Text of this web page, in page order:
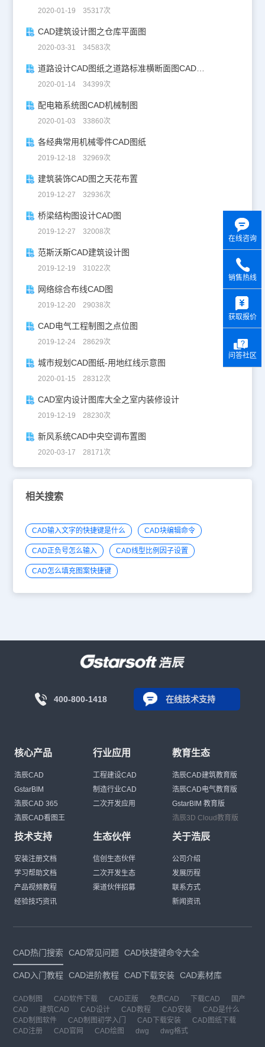
2020-01-19 35317次
CAD建筑设计图之仓库平面图
2020-03-31 34583次
道路设计CAD图纸之道路标准横断面图CAD图纸
2020-01-14 34399次
配电箱系统图CAD机械制图
2020-01-03 33860次
各经典常用机械零件CAD图纸
2019-12-18 32969次
建筑装饰CAD图之天花布置
2019-12-27 32936次
桥梁结构图设计CAD图
2019-12-27 32008次
范斯沃斯CAD建筑设计图
2019-12-19 31022次
网络综合布线CAD图
2019-12-20 29038次
CAD电气工程制图之点位图
2019-12-24 28629次
城市规划CAD图纸-用地红线示意图
2020-01-15 28312次
CAD室内设计图库大全之室内装修设计
2019-12-19 28230次
新风系统CAD中央空调布置图
2020-03-17 28171次
相关搜索
CAD输入文字的快捷键是什么 CAD块编辑命令
CAD正负号怎么输入 CAD线型比例因子设置
CAD怎么填充图案快捷键
400-800-1418 在线技术支持
核心产品
浩辰CAD
GstarBIM
浩辰CAD 365
浩辰CAD看图王
行业应用
工程建设CAD
制造行业CAD
二次开发应用
教育生态
浩辰CAD建筑教育版
浩辰CAD电气教育版
GstarBIM 教育版
浩辰3D Cloud教育版
技术支持
安装注册文档
学习帮助文档
产品视频教程
经验技巧资讯
生态伙伴
信创生态伙伴
二次开发生态
渠道伙伴招募
关于浩辰
公司介绍
发展历程
联系方式
新闻资讯
CAD热门搜索 CAD常见问题 CAD快捷键命令大全
CAD入门教程 CAD进阶教程 CAD下载安装 CAD素材库
CAD制图 CAD软件下载 CAD正版 免费CAD 下载CAD
国产
CAD
建筑CAD CAD设计 CAD教程 CAD安装
CAD是什么
CAD制图软件
CAD制图初学入门 CAD下载安装
CAD图纸下载
CAD注册
CAD官网 CAD绘图 dwg dwg格式
在线咨询
销售热线
获取报价
问答社区